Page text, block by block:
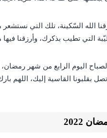
الله السّكينة، تلك التي نستشعر
التي تطيب بذكرك، وأرزقنا فيها
اليوم الرابع من شهر
بقلبونا القاسية إليك، اللهم
2022